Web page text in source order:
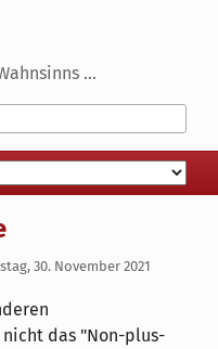
...
30. November 2021
das "Non-plus-